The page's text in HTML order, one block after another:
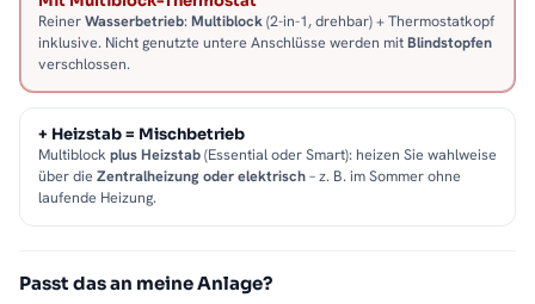
ReinerWasserbetrieb: Multiblock(2-in-1, drehbar) + Thermostatkopf
inklusive. Nicht genutzte untere Anschlüsse werden mitBlindstopfen
verschlossen.
+ Heizstab = Mischbetrieb
Multiblock plus Heizstab(Essential oder Smart): heizen Sie wahlweise
über die Zentralheizung oder elektrisch– z. B. im Sommer ohne
laufende Heizung.
Passt das an meine Anlage?